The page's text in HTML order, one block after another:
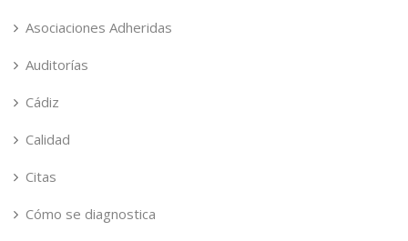
Asociaciones Adheridas
Auditorías
Cádiz
Calidad
Citas
Cómo se diagnostica